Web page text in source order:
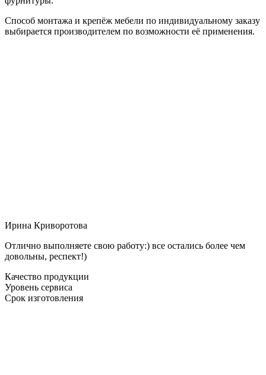
Способ монтажа и крепёж мебели по индивидуальному заказу
выбирается производителем по возможности её применения.
Ирина Криворотова
Отлично выполняете свою работу:) все остались более чем
довольны, респект!)
Качество продукции
Уровень сервиса
Срок изготовления